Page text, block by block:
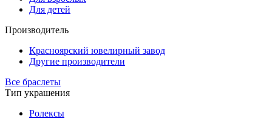
Для детей
Производитель
Красноярский ювелирный завод
Другие производители
Все браслеты
Тип украшения
Ролексы